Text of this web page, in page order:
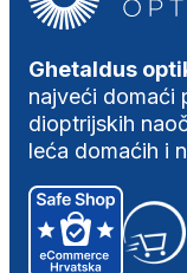
Ghetaldus
najveći domaći
dioptrijskih
leća domaćih i